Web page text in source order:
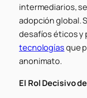
intermediarios,
adopción global.
desafíos éticos y
tecnologíasque
anonimato.
El Rol Decisivo